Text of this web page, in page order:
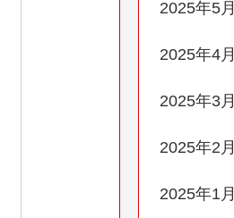
2025年5月
2025年4月
2025年3月
2025年2月
2025年1月